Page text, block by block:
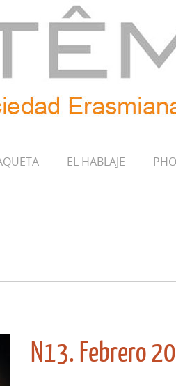
EL HABLAJE
N13. Febrero